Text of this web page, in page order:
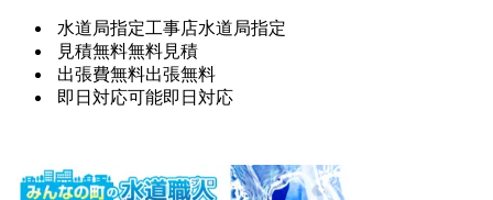
水道局指定工事店水道局指定
見積無料無料見積
出張費無料出張無料
即日対応可能即日対応